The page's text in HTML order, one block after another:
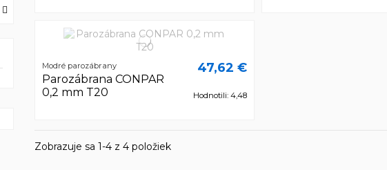
Modré parozábrany
Parozábrana CONPAR
0,2 mm T20
47,62 €
Hodnotili: 4,48
Zobrazuje sa 1-4 z 4 položiek